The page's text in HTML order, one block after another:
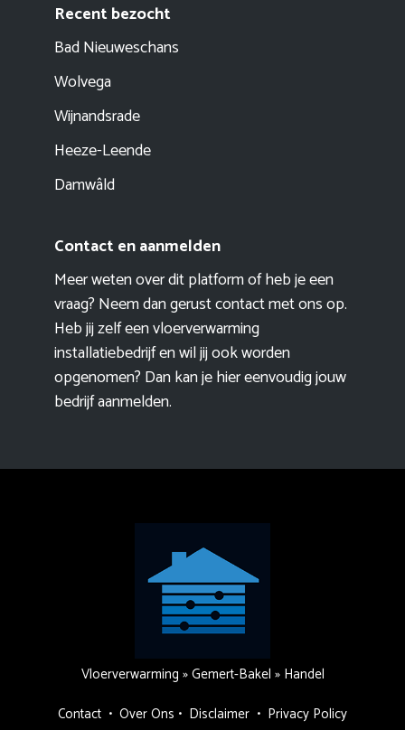
Recent bezocht
Bad Nieuweschans
Wolvega
Wijnandsrade
Heeze-Leende
Damwâld
Contact en aanmelden
Meer weten over dit platform of heb je een
vraag? Neem dan gerust contact met ons op.
Heb jij zelf een vloerverwarming
installatiebedrijf en wil jij ook worden
opgenomen? Dan kan je hier eenvoudigjouw
bedrijf aanmelden.
Vloerverwarming »Gemert-Bakel » Handel
Contact • Over Ons • Disclaimer • Privacy Policy